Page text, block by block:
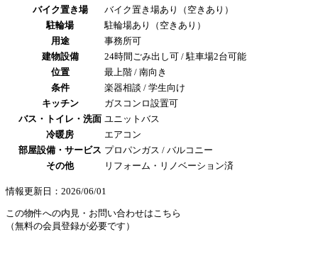
バイク置き場
バイク置き場あり（空きあり）
駐輪場
駐輪場あり（空きあり）
用途
事務所可
建物設備
24時間ごみ出し可 / 駐車場2台可能
位置
最上階 / 南向き
条件
楽器相談 / 学生向け
キッチン
ガスコンロ設置可
バス・トイレ・洗面 ユニットバス
冷暖房
エアコン
部屋設備・サービス プロパンガス / バルコニー
その他
リフォーム・リノベーション済
情報更新日：2026/06/01
この物件への内見・お問い合わせはこちら
（無料の会員登録が必要です）